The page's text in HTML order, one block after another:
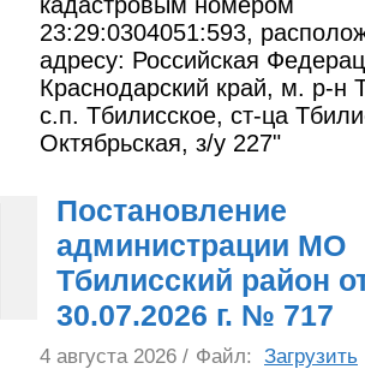
23:29:0304051:593,
адресу: Российская
Краснодарский край, м. р-н
с.п. Тбилисское, ст-ца
Октябрьская, з/у 227"
Постановление
администрации МО
Тбилисский район
30.07.2026 г. № 717
4 августа 2026 / Файл: Загрузить